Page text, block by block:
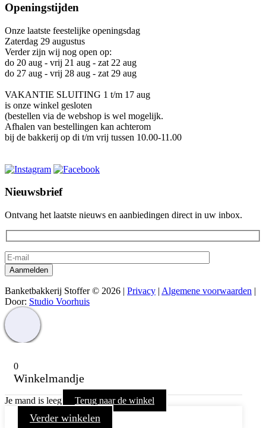
Openingstijden
Onze laatste feestelijke openingsdag
Zaterdag 29 augustus
Verder zijn wij nog open op:
do 20 aug - vrij 21 aug - zat 22 aug
do 27 aug - vrij 28 aug - zat 29 aug
VAKANTIE SLUITING 1 t/m 17 aug
is onze winkel gesloten
(bestellen via de webshop is wel mogelijk.
Afhalen van bestellingen kan achterom
bij de bakkerij op di t/m vrij tussen 10.00-11.00
Nieuwsbrief
Ontvang het laatste nieuws en aanbiedingen direct in uw inbox.
Banketbakkerij Stoffer © 2026 | Privacy | Algemene voorwaarden |
Door: Studio Voorhuis
0
Winkelmandje
Je mand is leeg Terug naar de winkel
Verder winkelen